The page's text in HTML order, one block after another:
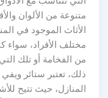
متنوعة من الألوان
الأثاث الموجود في
مختلف الأفراد، سواء
من الفخامة أو تلك
ذلك، تعتبر ستائر ويفي
المنازل، حيث تتيح